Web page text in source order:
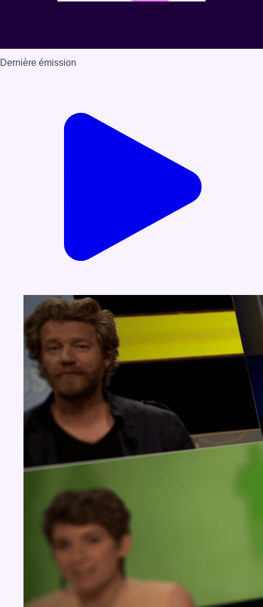
Dernière émission